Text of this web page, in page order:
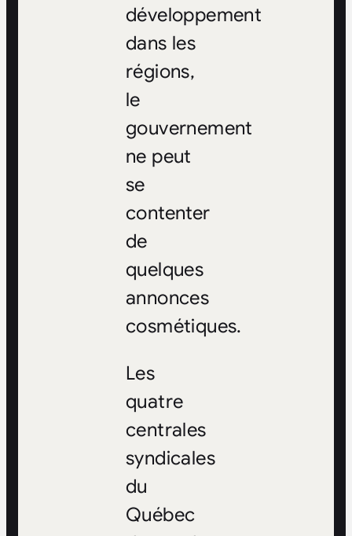
développement
dans les
régions,
le
gouvernement
ne peut
se
contenter
de
quelques
annonces
cosmétiques.
Les
quatre
centrales
syndicales
du
Québec